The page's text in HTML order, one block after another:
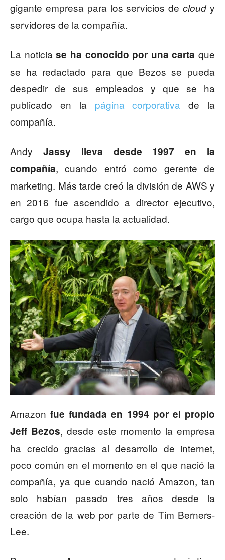
gigante empresa para los servicios decloudy
servidores de la compañía.
La noticiase ha conocido por una carta que
se ha redactado para que Bezos se pueda
despedir de sus empleados y que se ha
publicado en la página corporativa de la
compañía.
Andy Jassy lleva desde 1997 en la
compañía, cuando entró como gerente de
marketing. Más tarde creó la división de AWS y
en 2016 fue ascendido a director ejecutivo,
cargo que ocupa hasta la actualidad.
Amazonfue fundada en 1994 por el propio
Jeff Bezos, desde este momento la empresa
ha crecido gracias al desarrollo de internet,
poco común en el momento en el que nació la
compañía, ya que cuando nació Amazon, tan
solo habían pasado tres años desde la
creación de la web por parte de Tim Berners-
Lee.